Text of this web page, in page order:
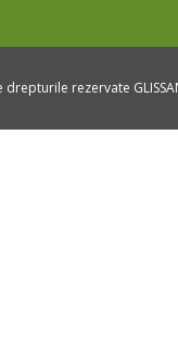
rezervate